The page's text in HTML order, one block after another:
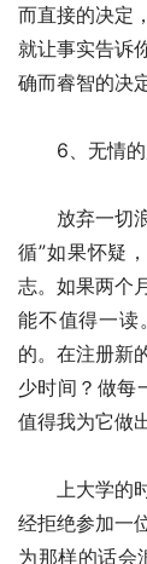
而直接的决定
就让事实告诉
确而睿智的决定
6、无情的
放弃一切浪
循”如果怀疑
志。如果两个
能不值得一读
的。在注册新
少时间？做每
值得我为它做
上大学的时
经拒绝参加一
为那样的话会